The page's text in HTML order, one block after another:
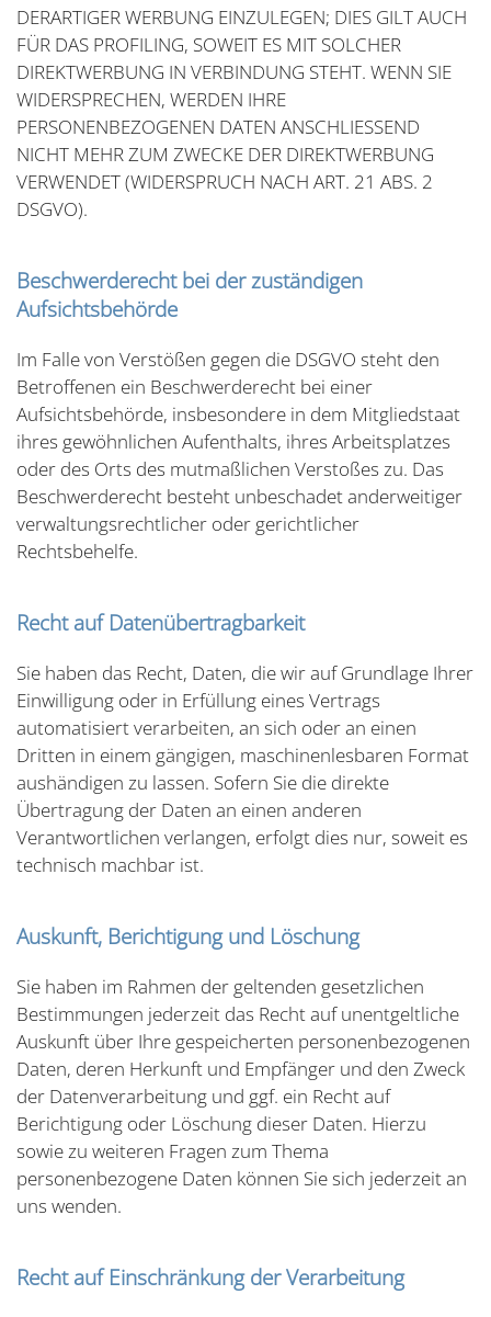
DERARTIGER WERBUNG EINZULEGEN; DIES GILT AUCH
FÜR DAS PROFILING, SOWEIT ES MIT SOLCHER
DIREKTWERBUNG IN VERBINDUNG STEHT. WENN SIE
WIDERSPRECHEN, WERDEN IHRE
PERSONENBEZOGENEN DATEN ANSCHLIESSEND
NICHT MEHR ZUM ZWECKE DER DIREKTWERBUNG
VERWENDET (WIDERSPRUCH NACH ART. 21 ABS. 2
DSGVO).
Beschwerderecht bei der zuständigen
Aufsichtsbehörde
Im Falle von Verstößen gegen die DSGVO steht den
Betroffenen ein Beschwerderecht bei einer
Aufsichtsbehörde, insbesondere in dem Mitgliedstaat
ihres gewöhnlichen Aufenthalts, ihres Arbeitsplatzes
oder des Orts des mutmaßlichen Verstoßes zu. Das
Beschwerderecht besteht unbeschadet anderweitiger
verwaltungsrechtlicher oder gerichtlicher
Rechtsbehelfe.
Recht auf Datenübertragbarkeit
Sie haben das Recht, Daten, die wir auf Grundlage Ihrer
Einwilligung oder in Erfüllung eines Vertrags
automatisiert verarbeiten, an sich oder an einen
Dritten in einem gängigen, maschinenlesbaren Format
aushändigen zu lassen. Sofern Sie die direkte
Übertragung der Daten an einen anderen
Verantwortlichen verlangen, erfolgt dies nur, soweit es
technisch machbar ist.
Auskunft, Berichtigung und Löschung
Sie haben im Rahmen der geltenden gesetzlichen
Bestimmungen jederzeit das Recht auf unentgeltliche
Auskunft über Ihre gespeicherten personenbezogenen
Daten, deren Herkunft und Empfänger und den Zweck
der Datenverarbeitung und ggf. ein Recht auf
Berichtigung oder Löschung dieser Daten. Hierzu
sowie zu weiteren Fragen zum Thema
personenbezogene Daten können Sie sich jederzeit an
uns wenden.
Recht auf Einschränkung der Verarbeitung